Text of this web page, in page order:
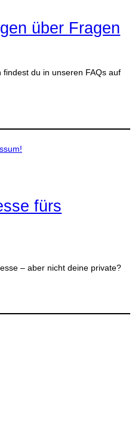
über Fragen
du in unseren FAQs auf
fürs
– aber nicht deine private?